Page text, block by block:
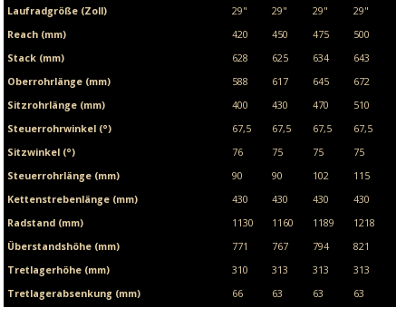
Laufradgröße (Zoll) 29" 29" 29"
29"
Reach (mm)
420 450 475
500
Stack (mm)
628 625 634
643
Oberrohrlänge (mm)
588 617 645
672
Sitzrohrlänge (mm)
400 430 470
510
Steuerrohrwinkel (°)
67,5 67,5 67,5
67,5
Sitzwinkel (°)
76 75 75
75
Steuerrohrlänge (mm)
90 90 102
115
Kettenstrebenlänge (mm)
430 430 430
430
Radstand (mm)
1130 1160 1189
1218
Überstandshöhe (mm)
771 767 794
821
Tretlagerhöhe (mm)
310 313 313
313
Tretlagerabsenkung (mm)
66 63 63 63